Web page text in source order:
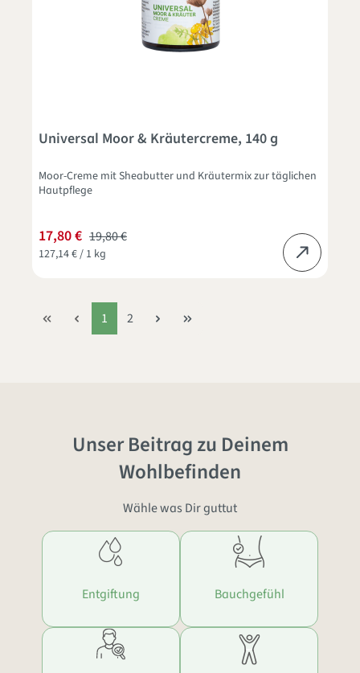
Universal Moor & Kräutercreme, 140 g
Moor-Creme mit Sheabutter und Kräutermix zur täglichen
Hautpflege
127,14 € / 1 kg
17,80 € 19,80 €
1 2
Unser Beitrag zu Deinem
Wohlbefinden
Wähle was Dir guttut
Entgiftung Bauchgefühl